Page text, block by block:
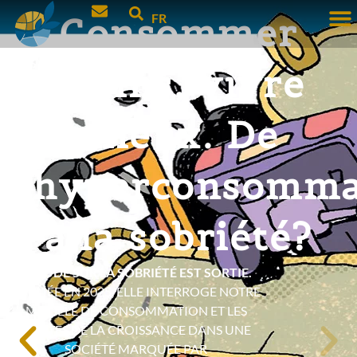
FR
Consommer
moins, vivre
mieux. De
à la sobriété?
L’ÉTUDE SUR LA SOBRIÉTÉ EST SORTIE.
PUBLIÉE EN 2025, ELLE INTERROGE NOTRE
MODÈLE DE CONSOMMATION ET LES
LIMITES DE LA CROISSANCE DANS UNE
SOCIÉTÉ MARQUÉE PAR